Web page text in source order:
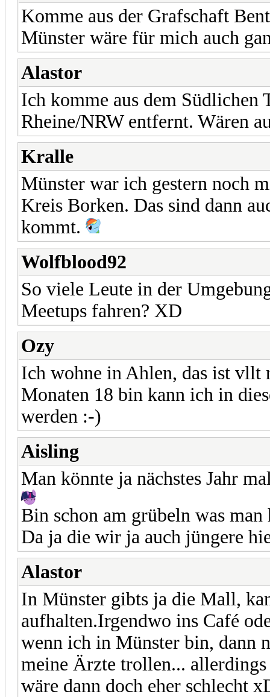
Komme aus der Grafschaft
Münster wäre für mich auch
Alastor
Ich komme aus dem Südlichen
Rheine/NRW entfernt. Wären
Kralle
Münster war ich gestern noch
Kreis Borken. Das sind dann
kommt.
Wolfblood92
So viele Leute in der
Meetups fahren? XD
Ozy
Ich wohne in Ahlen, das ist vllt
Monaten 18 bin kann ich in
werden :-)
Aisling
Man könnte ja nächstes Jahr
Bin schon am grübeln was
Da ja die wir ja auch jüngere
Alastor
In Münster gibts ja die Mall,
aufhalten.Irgendwo ins Café
wenn ich in Münster bin, dann
meine Ärzte trollen...
wäre dann doch eher schlecht